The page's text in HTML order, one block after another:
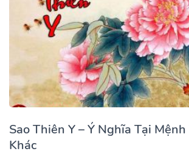
Sao Thiên Y – Ý Nghĩa Tại
Khác